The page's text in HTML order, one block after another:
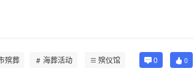
殡葬 海葬活动 殡仪馆 0 0